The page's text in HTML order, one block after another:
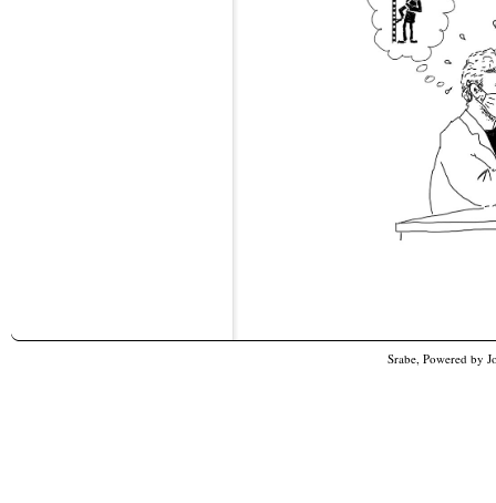
Srabe, Powered by